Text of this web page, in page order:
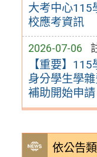
大考中心115
校應考資訊
2026-07-06
【重要】
身分學生學
補助開始申請
依公告